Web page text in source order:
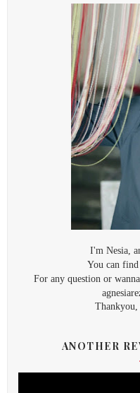
I'm Nesia,
You can
For any question or
ANOTHER